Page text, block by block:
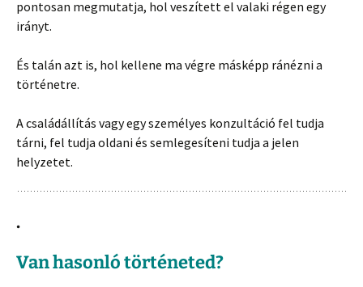
pontosan megmutatja, hol veszített el valaki régen egy
irányt.
És talán azt is, hol kellene ma végre másképp ránézni a
történetre.
A családállítás vagy egy személyes konzultáció fel tudja
tárni, fel tudja oldani és semlegesíteni tudja a jelen
helyzetet.
.
Van hasonló történeted?